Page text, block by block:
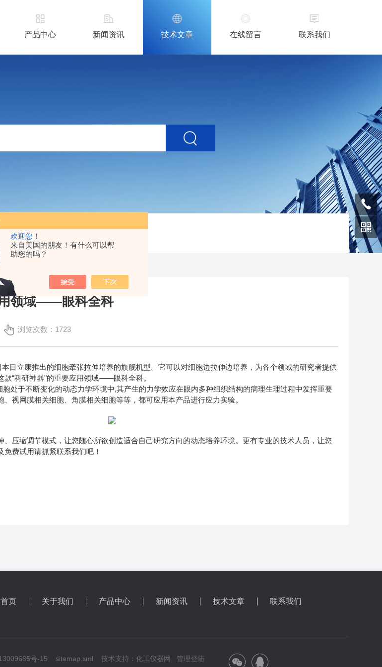
欢迎您！
来自美国的朋友！有什么可以帮
助您的吗？
产品中心 新闻资讯 技术文章 在线留言 联系我们
/ Shellpa Pro 重要应用领域——眼科全科
领域——眼科全科
浏览次数：1723
本目立康推出的细胞牵张拉伸培养的旗舰机型。它可以对细胞边拉伸边培养，为各个领域的研究者提供
款“科研神器"的重要应用领域——眼科全科。
处于不断变化的动态力学环境中,其产生的力学效应在眼内多种组织结构的病理生理过程中发挥重要
视网膜相关细胞、角膜相关细胞等等，都可应用本产品进行应力实验。
、压缩调节模式，让您随心所欲创造适合自己研究方向的动态培养环境。更有专业的技术人员，让您
费试用请抓紧联系我们吧！
页 关于我们 产品中心 新闻资讯 技术文章 联系我们
号-15 sitemap.xml 技术支持：化工仪器网 管理登陆